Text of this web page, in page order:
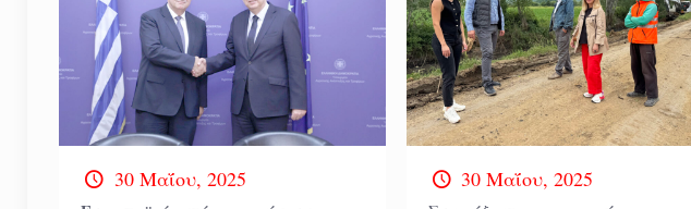
30 Μαΐου, 2025 30 Μαΐου, 2025